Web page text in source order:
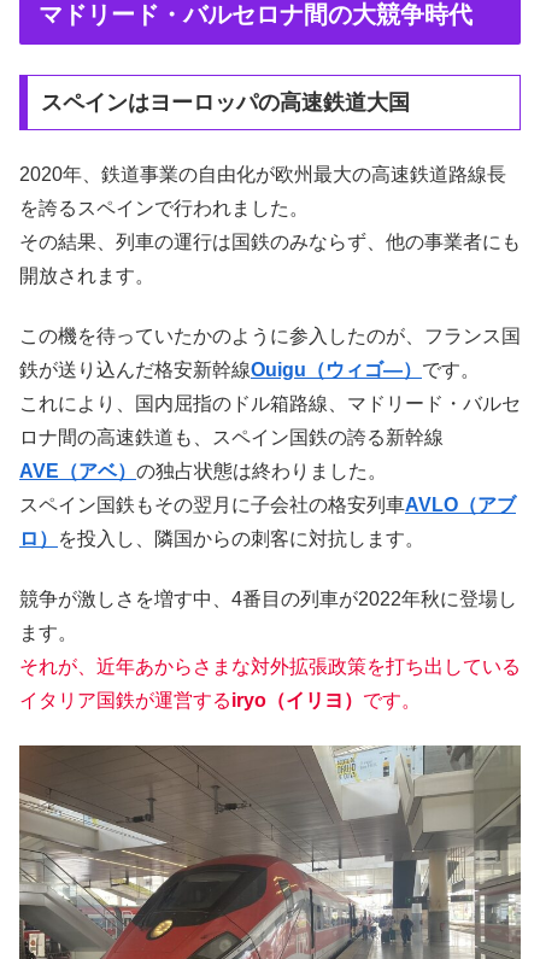
マドリード・バルセロナ間の大競争時代
スペインはヨーロッパの高速鉄道大国
2020年、鉄道事業の自由化が欧州最大の高速鉄道路線長
を誇るスペインで行われました。
その結果、列車の運行は国鉄のみならず、他の事業者にも
開放されます。
この機を待っていたかのように参入したのが、フランス国
鉄が送り込んだ格安新幹線Ouigu（ウィゴ―） です。
これにより、国内屈指のドル箱路線、マドリード・バルセ
ロナ間の高速鉄道も、スペイン国鉄の誇る新幹線
AVE（アベ） の独占状態は終わりました。
スペイン国鉄もその翌月に子会社の格安列車AVLO（アブ
ロ）
を投入し、隣国からの刺客に対抗します。
競争が激しさを増す中、4番目の列車が2022年秋に登場し
ます。
それが、近年あからさまな対外拡張政策を打ち出している
イタリア国鉄が運営するiryo（イリヨ） です。